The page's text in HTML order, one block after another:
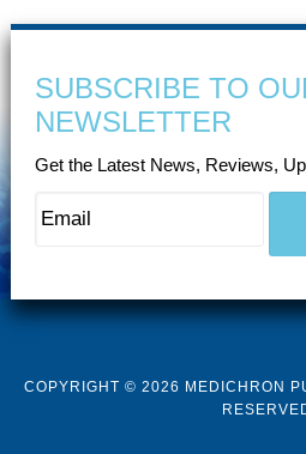
SUBSCRIBE TO
NEWSLETTER
Get the Latest News, Reviews,
COPYRIGHT © 2026 MEDICHRON